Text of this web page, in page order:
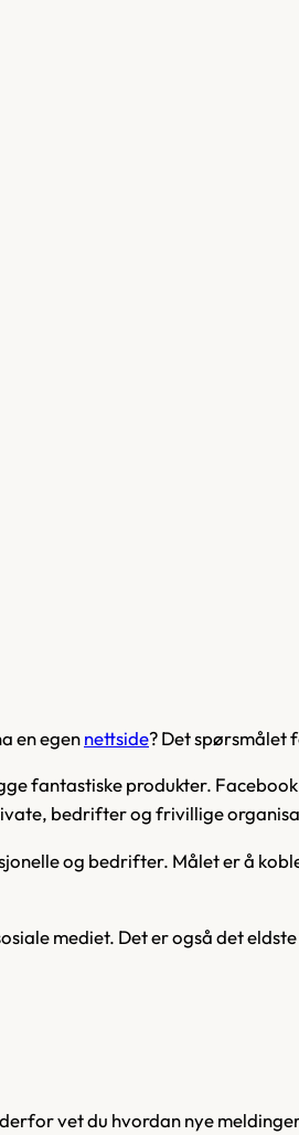
en egennettside? Det spørsmålet
fantastiske produkter.
bedrifter og frivillige
og bedrifter. Målet er å
mediet. Det er også det
vet du hvordan nye